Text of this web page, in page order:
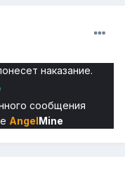
наказание.
сообщения
AngelMine